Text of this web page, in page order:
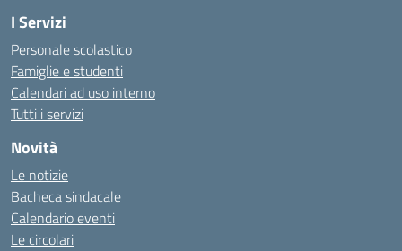
I Servizi
Personale scolastico
Famiglie e studenti
Calendari ad uso interno
Tutti i servizi
Novità
Le notizie
Bacheca sindacale
Calendario eventi
Le circolari